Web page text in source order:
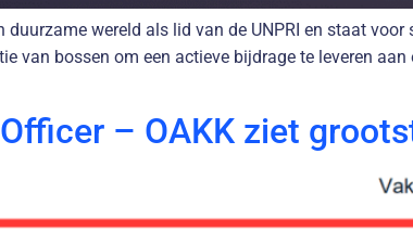
wereld als lid van de UNPRI en staat
van bossen om een actieve bijdrage te leveren
– OAKK ziet